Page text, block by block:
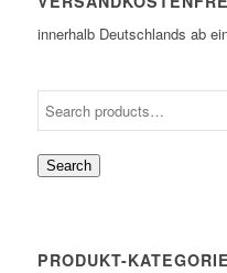
innerhalb Deutschlands ab
Search
PRODUKT-